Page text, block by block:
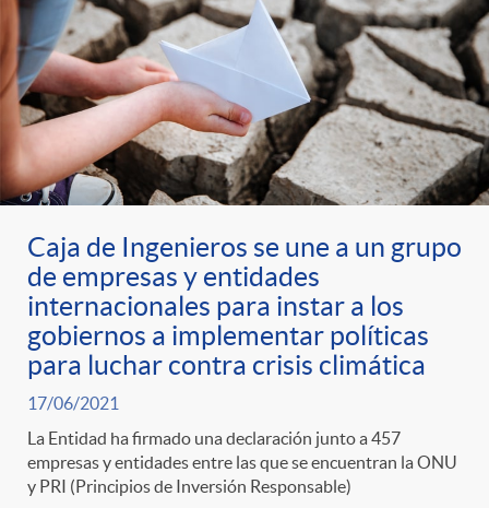
Caja de Ingenieros se une a un grupo
de empresas y entidades
internacionales para instar a los
gobiernos a implementar políticas
para luchar contra crisis climática
17/06/2021
La Entidad ha firmado una declaración junto a 457
empresas y entidades entre las que se encuentran la ONU
y PRI (Principios de Inversión Responsable)